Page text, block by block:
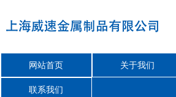
网站首页 关于我们
联系我们